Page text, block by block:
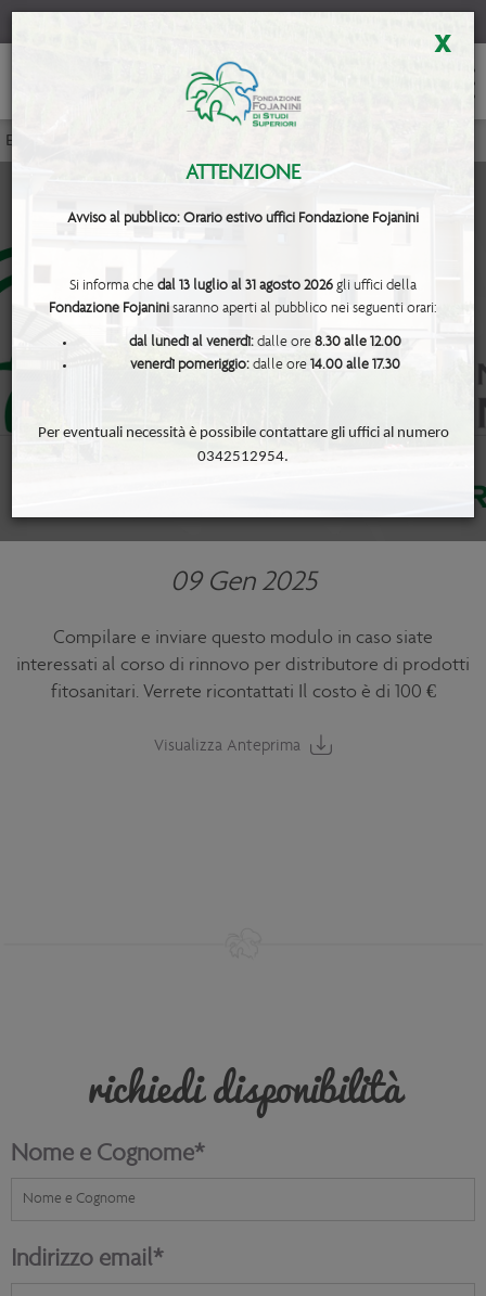
x
ATTENZIONE
Avviso al pubblico: Orario estivo uffici Fondazione Fojanini
Si informa che dal 13 luglio al 31 agosto 2026 gli uffici della
Fondazione Fojanini saranno aperti al pubblico nei seguenti orari:
dal lunedì al venerdì:dalle ore 8.30 alle 12.00
venerdì pomeriggio:dalle ore 14.00 alle 17.30
Per eventuali necessità è possibile contattare gli uffici al numero
0342512954.
Eventi e Corsi
- Modulo corso rinnovo Distributore -
09 Gen 2025
Compilare e inviare questo modulo in caso siate
interessati al corso di rinnovo per distributore di prodotti
fitosanitari. Verrete ricontattati Il costo è di 100 €
Visualizza Anteprima
richiedi disponibilità
Nome e Cognome
Indirizzo email